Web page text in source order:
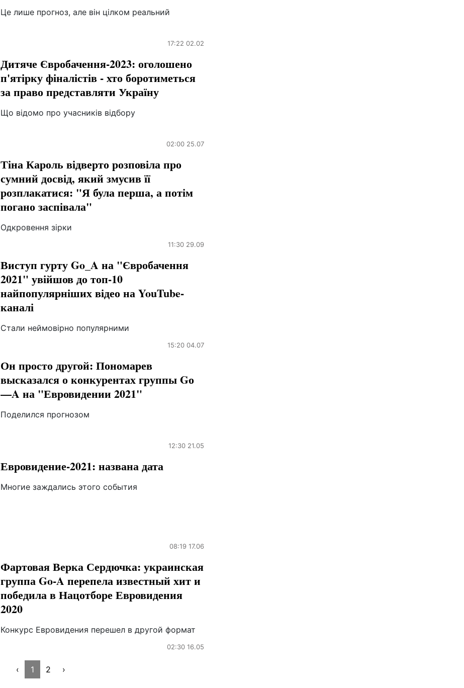
Це лише прогноз, але він цілком реальний
17:22 02.02
Дитяче Євробачення-2023: оголошено
п'ятірку фіналістів - хто боротиметься
за право представляти Україну
Що відомо про учасників відбору
02:00 25.07
Тіна Кароль відверто розповіла про
сумний досвід, який змусив її
розплакатися: "Я була перша, а потім
погано заспівала"
Одкровення зірки
11:30 29.09
Виступ гурту Go_A на "Євробачення
2021" увійшов до топ-10
найпопулярніших відео на YouTube-
каналі
Стали неймовірно популярними
15:20 04.07
Он просто другой: Пономарев
высказался о конкурентах группы Gо
—A на "Евровидении 2021"
Поделился прогнозом
12:30 21.05
Евровидение-2021: названа дата
Многие заждались этого события
08:19 17.06
Фартовая Верка Сердючка: украинская
группа Go-A перепела известный хит и
победила в Нацотборе Евровидения
2020
Конкурс Евровидения перешел в другой формат
02:30 16.05
‹ 1 2 ›